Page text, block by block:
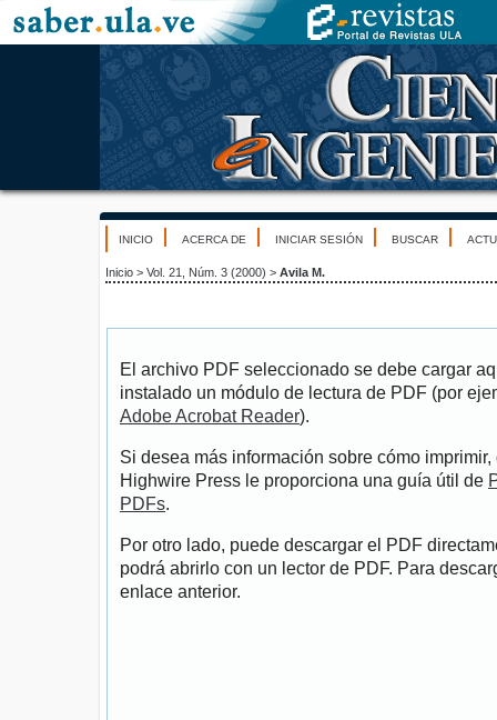
INICIO ACERCA DE INICIAR SESIÓN BUSCAR
Inicio > Vol. 21, Núm. 3 (2000) > Avila M.
El archivo PDF seleccionado se debe cargar
instalado un módulo de lectura de PDF (por
Adobe Acrobat Reader).
Si desea más información sobre cómo
Highwire Press le proporciona una guía útil de
PDFs.
Por otro lado, puede descargar el PDF
podrá abrirlo con un lector de PDF. Para
enlace anterior.